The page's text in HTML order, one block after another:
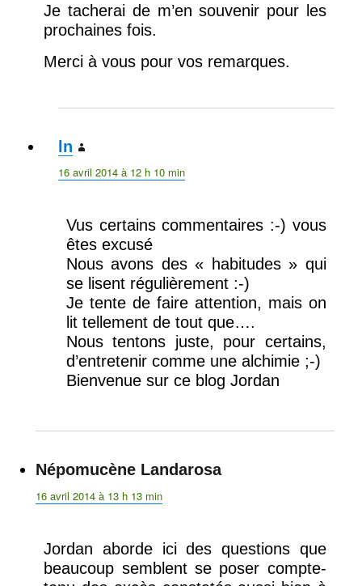
Je tacherai de m’en souvenir pour les
prochaines fois.
Merci à vous pour vos remarques.
ln
16 avril 2014 à 12 h 10 min
Vus certains commentaires :-) vous
êtes excusé
Nous avons des « habitudes » qui
se lisent régulièrement :-)
Je tente de faire attention, mais on
lit tellement de tout que….
Nous tentons juste, pour certains,
d’entretenir comme une alchimie ;-)
Bienvenue sur ce blog Jordan
Népomucène Landarosadit :
16 avril 2014 à 13 h 13 min
Jordan aborde ici des questions que
beaucoup semblent se poser compte-